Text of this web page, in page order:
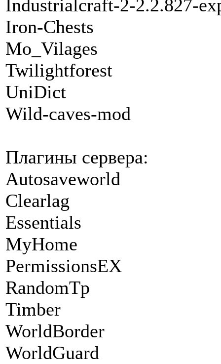
Industrialcraft-2-2.2.827-
Iron-Chests
Mo_Vilages
Twilightforest
UniDict
Wild-caves-mod
Плагины сервера:
Autosaveworld
Clearlag
Essentials
MyHome
PermissionsEX
RandomTp
Timber
WorldBorder
WorldGuard